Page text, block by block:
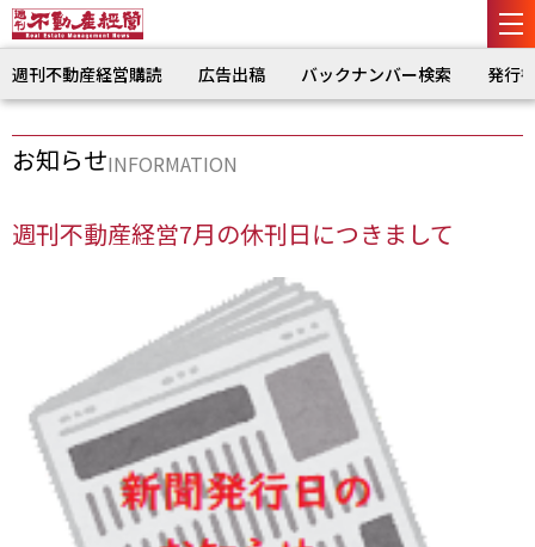
週刊不動産経営購読 広告出稿 バックナンバー検索 発行
お知らせINFORMATION
週刊不動産経営7月の休刊日につきまして